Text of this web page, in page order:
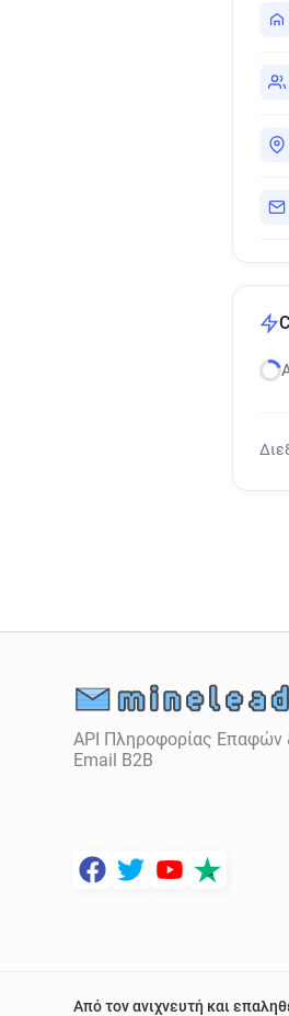
API Πληροφορίας Επαφών
Email B2B
Από τον ανιχνευτή και